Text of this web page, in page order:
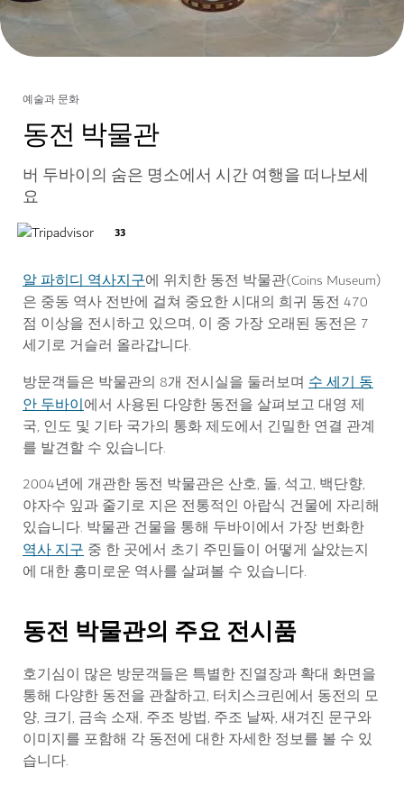
예술과 문화
동전 박물관
버 두바이의 숨은 명소에서 시간 여행을 떠나보세
요
33
알 파히디 역사지구에 위치한 동전 박물관(Coins Museum)
은 중동 역사 전반에 걸쳐 중요한 시대의 희귀 동전 470
점 이상을 전시하고 있으며, 이 중 가장 오래된 동전은 7
세기로 거슬러 올라갑니다.
방문객들은 박물관의 8개 전시실을 둘러보며 수 세기 동
안 두바이에서 사용된 다양한 동전을 살펴보고 대영 제
국, 인도 및 기타 국가의 통화 제도에서 긴밀한 연결 관계
를 발견할 수 있습니다.
2004년에 개관한 동전 박물관은 산호, 돌, 석고, 백단향,
야자수 잎과 줄기로 지은 전통적인 아랍식 건물에 자리해
있습니다. 박물관 건물을 통해 두바이에서 가장 번화한
역사 지구 중 한 곳에서 초기 주민들이 어떻게 살았는지
에 대한 흥미로운 역사를 살펴볼 수 있습니다.
동전 박물관의 주요 전시품
호기심이 많은 방문객들은 특별한 진열장과 확대 화면을
통해 다양한 동전을 관찰하고, 터치스크린에서 동전의 모
양, 크기, 금속 소재, 주조 방법, 주조 날짜, 새겨진 문구와
이미지를 포함해 각 동전에 대한 자세한 정보를 볼 수 있
습니다.